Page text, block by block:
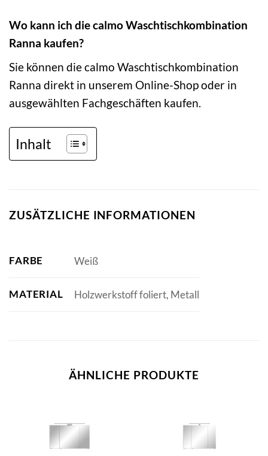
Wo kann ich die calmo Waschtischkombination
Ranna kaufen?
Sie können die calmo Waschtischkombination
Ranna direkt in unserem Online-Shop oder in
ausgewählten Fachgeschäften kaufen.
Inhalt
ZUSÄTZLICHE INFORMATIONEN
FARBE Weiß
MATERIAL Holzwerkstoff foliert, Metall
ÄHNLICHE PRODUKTE